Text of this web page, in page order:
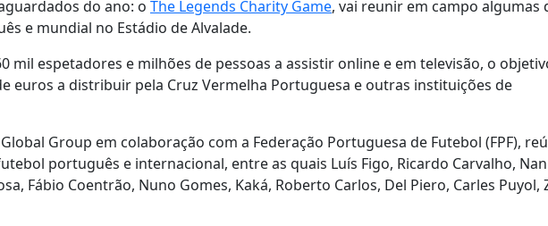
do ano: o The Legends Charity Game, vai reunir em campo algumas
e mundial no Estádio de Alvalade.
mil espetadores e milhões de pessoas a assistir online e em televisão, o
euros a distribuir pela Cruz Vermelha Portuguesa e outras instituições de
Group em colaboração com a Federação Portuguesa de Futebol (FPF),
português e internacional, entre as quais Luís Figo, Ricardo Carvalho,
Fábio Coentrão, Nuno Gomes, Kaká, Roberto Carlos, Del Piero, Carles Puyol,